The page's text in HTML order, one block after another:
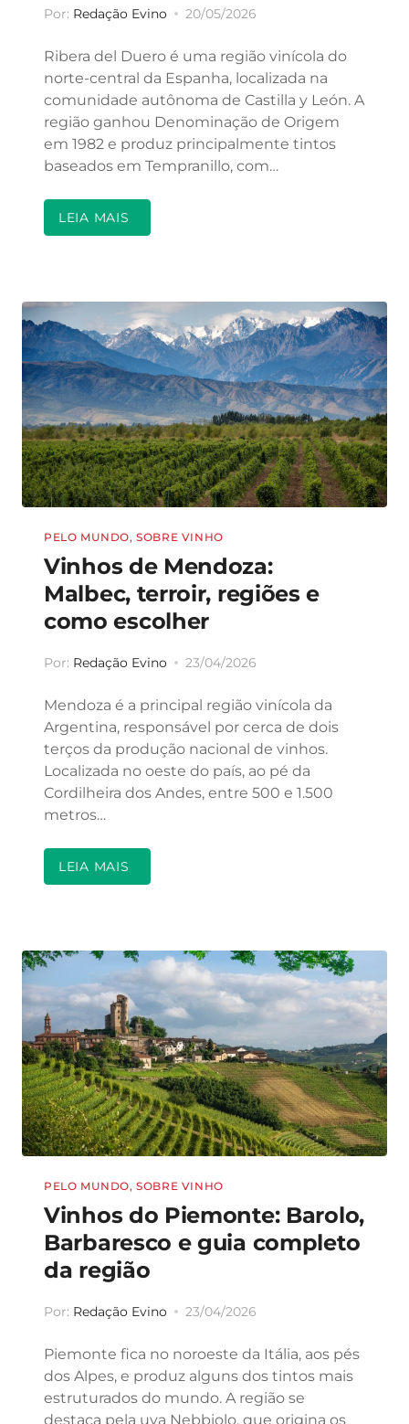
Por: Redação Evino 20/05/2026
Ribera del Duero é uma região vinícola do
norte-central da Espanha, localizada na
comunidade autônoma de Castilla y León. A
região ganhou Denominação de Origem
em 1982 e produz principalmente tintos
baseados em Tempranillo, com…
LEIA MAIS
PELO MUNDO,SOBRE VINHO
Vinhos de Mendoza:
Malbec, terroir, regiões e
como escolher
Por: Redação Evino 23/04/2026
Mendoza é a principal região vinícola da
Argentina, responsável por cerca de dois
terços da produção nacional de vinhos.
Localizada no oeste do país, ao pé da
Cordilheira dos Andes, entre 500 e 1.500
metros…
LEIA MAIS
PELO MUNDO,SOBRE VINHO
Vinhos do Piemonte: Barolo,
Barbaresco e guia completo
da região
Por: Redação Evino 23/04/2026
Piemonte fica no noroeste da Itália, aos pés
dos Alpes, e produz alguns dos tintos mais
estruturados do mundo. A região se
destaca pela uva Nebbiolo, que origina os